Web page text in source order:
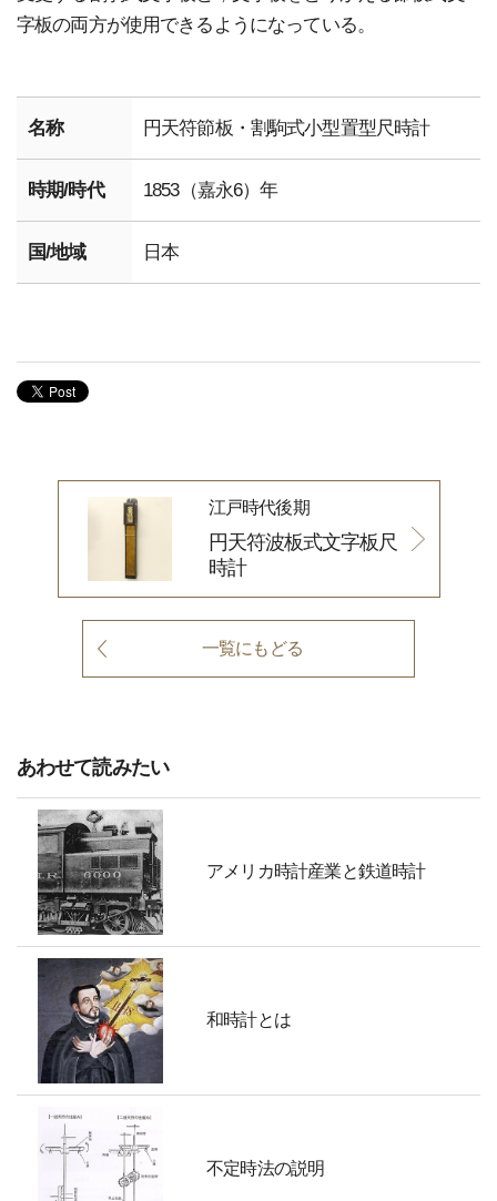
字板の両方が使用できるようになっている。
名称 円天符節板・割駒式小型置型尺時計
時期/時代 1853（嘉永6）年
国/地域 日本
江戸時代後期
円天符波板式文字板尺
時計
一覧にもどる
あわせて読みたい
アメリカ時計産業と鉄道時計
和時計とは
不定時法の説明